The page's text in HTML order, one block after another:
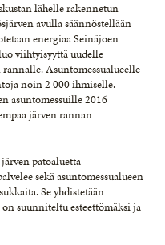
lähelle rakennetun
avulla säännöstellään
energiaa Seinäjoen
viihtyisyyttä uudelle
Asuntomessualueelle
noin 2 000 ihmiselle.
asuntomessuille 2016
järven rannan
patoaluetta
sekä asuntomessualueen
Se yhdistetään
suunniteltu esteettömäksi ja